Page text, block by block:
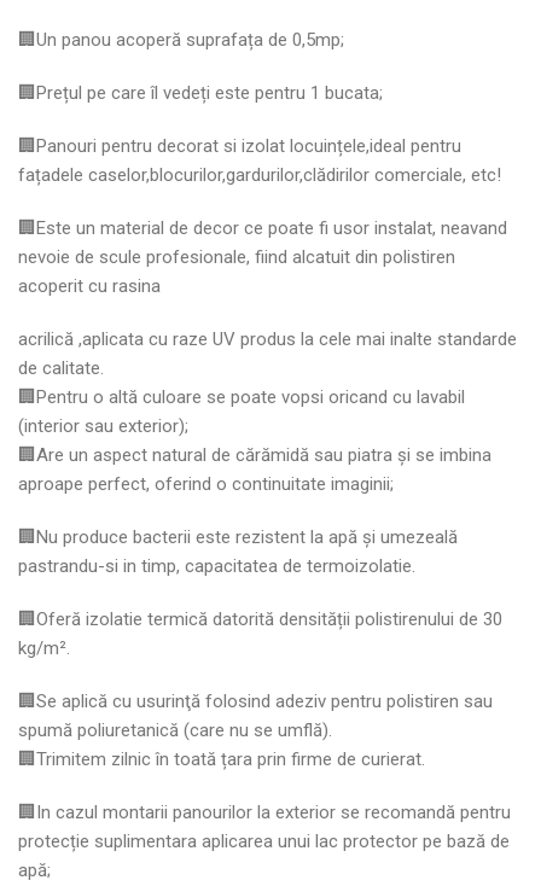
🏢Un panou acoperă suprafața de 0,5mp;
🏢Prețul pe care îl vedeți este pentru 1 bucata;
🏢Panouri pentru decorat si izolat locuințele,ideal pentru
fațadele caselor,blocurilor,gardurilor,clădirilor comerciale, etc!
🏢Este un material de decor ce poate fi usor instalat, neavand
nevoie de scule profesionale, fiind alcatuit din polistiren
acoperit cu rasina
acrilică ,aplicata cu raze UV produs la cele mai inalte standarde
de calitate.
🏢Pentru o altă culoare se poate vopsi oricand cu lavabil
(interior sau exterior);
🏢Are un aspect natural de cărămidă sau piatra și se imbina
aproape perfect, oferind o continuitate imaginii;
🏢Nu produce bacterii este rezistent la apă şi umezeală
pastrandu-si in timp, capacitatea de termoizolatie.
🏢Oferă izolatie termică datorită densității polistirenului de 30
kg/m².
🏢Se aplică cu usurinţă folosind adeziv pentru polistiren sau
spumă poliuretanică (care nu se umflă).
🏢Trimitem zilnic în toată țara prin firme de curierat.
🏢In cazul montarii panourilor la exterior se recomandă pentru
protecție suplimentara aplicarea unui lac protector pe bază de
apă;